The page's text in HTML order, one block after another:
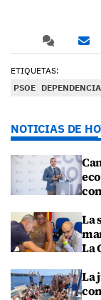
ETIQUETAS:
PSOE DEPENDENCIA
NOTICIAS DE
La
La
La